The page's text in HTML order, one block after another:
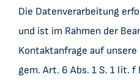
Die Datenverarbeitung
und ist im Rahmen der
Kontaktanfrage auf
gem. Art. 6 Abs. 1 S. 1 lit. f